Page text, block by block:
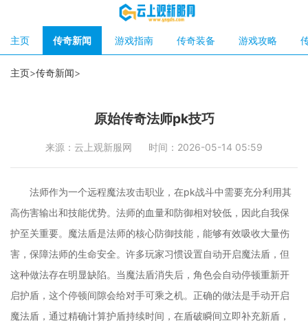
主页 传奇新闻 游戏指南 传奇装备 游戏攻略
主页>传奇新闻>
原始传奇法师pk技巧
来源：云上观新服网 时间：2026-05-14 05:59
法师作为一个远程魔法攻击职业，在pk战斗中需要充分利用其
高伤害输出和技能优势。法师的血量和防御相对较低，因此自我保
护至关重要。魔法盾是法师的核心防御技能，能够有效吸收大量伤
害，保障法师的生命安全。许多玩家习惯设置自动开启魔法盾，但
这种做法存在明显缺陷。当魔法盾消失后，角色会自动停顿重新开
启护盾，这个停顿间隙会给对手可乘之机。正确的做法是手动开启
魔法盾，通过精确计算护盾持续时间，在盾破瞬间立即补充新盾，